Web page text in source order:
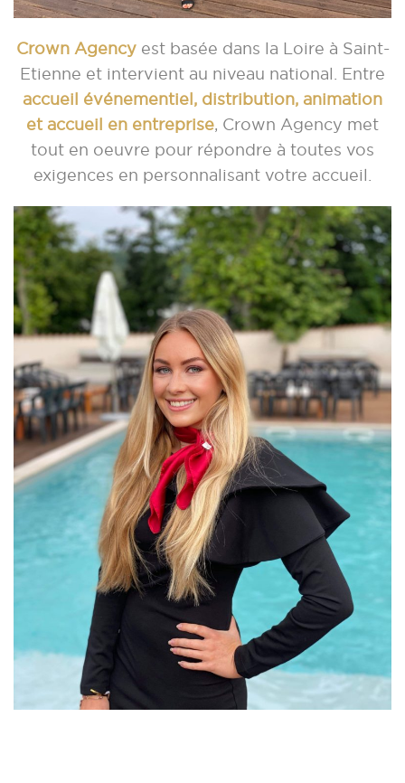
Crown Agencyest basée dans la Loire à Saint-
Etienne et intervient au niveau national. Entre
accueil événementiel, distribution, animation
et accueil en entreprise, Crown Agency met
tout en oeuvre pour répondre à toutes vos
exigences en personnalisant votre accueil.